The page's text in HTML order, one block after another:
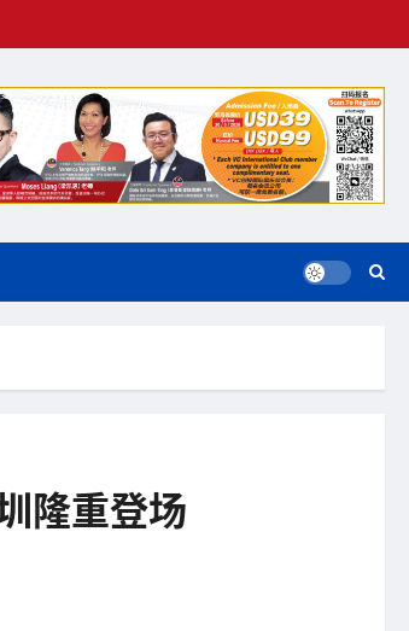
隆重登场